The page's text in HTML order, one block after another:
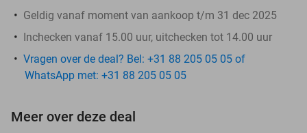
Geldig vanaf moment van aankoop t/m 31 dec 2025
Inchecken vanaf 15.00 uur, uitchecken tot 14.00 uur
Vragen over de deal? Bel: +31 88 205 05 05 of
WhatsApp met: +31 88 205 05 05
Meer over deze deal